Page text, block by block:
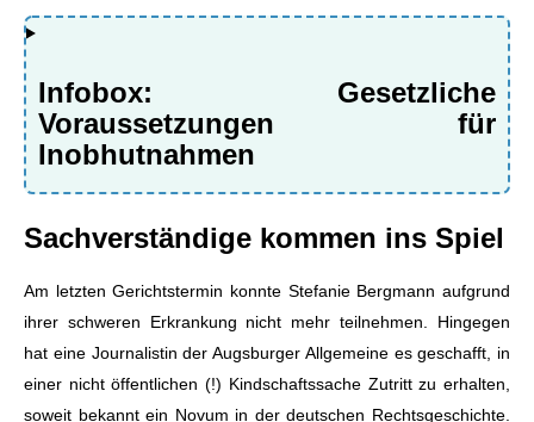
Infobox: Gesetzliche
Voraussetzungen für
Inobhutnahmen
Sachverständige kommen ins Spiel
Am letzten Gerichtstermin konnte Stefanie Bergmann aufgrund
ihrer schweren Erkrankung nicht mehr teilnehmen. Hingegen
hat eine Journalistin der Augsburger Allgemeine es geschafft, in
einer nicht öffentlichen (!) Kindschaftssache Zutritt zu erhalten,
soweit bekannt ein Novum in der deutschen Rechtsgeschichte.